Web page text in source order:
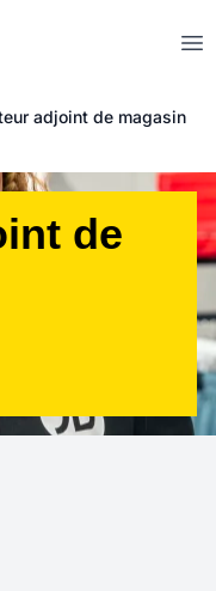
adjoint de magasin
de